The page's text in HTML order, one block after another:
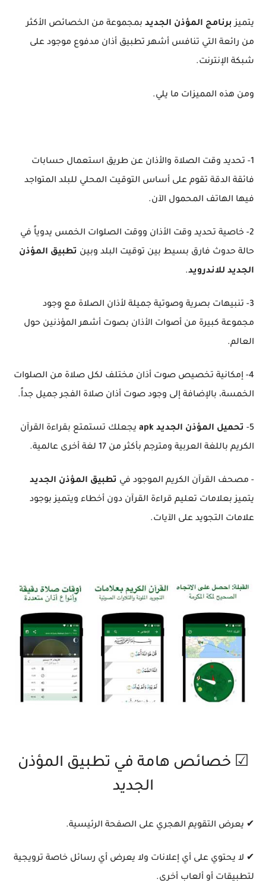
يتميز برنامج المؤذن الجديد بمجموعة من الخصائص الأكثر
من رائعة التي تنافس أشهر تطبيق أذان مدفوع موجود على
شبكة الإنترنت.
ومن هذه المميزات ما يلي.
1- تحديد وقت الصلاة والأذان عن طريق استعمال حسابات
فائقة الدقة تقوم على أساس التوقيت المحلي للبلد المتواجد
فيها الهاتف المحمول الآن.
2- خاصية تحديد وقت الأذان ووقت الصلوات الخمس يدوياً في
حالة حدوث فارق بسيط بين توقيت البلد وبين تطبيق المؤذن
الجديد للاندرويد.
3- تنبيهات بصرية وصوتية جميلة لأذان الصلاة مع وجود
مجموعة كبيرة من أصوات الأذان بصوت أشهر المؤذنين حول
العالم.
4- إمكانية تخصيص صوت أذان مختلف لكل صلاة من الصلوات
الخمسة، بالإضافة إلى وجود صوت أذان صلاة الفجر جميل جداً.
5- تحميل المؤذن الجديد apk
يجعلك تستمتع بقراءة القرآن
الكريم باللغة العربية ومترجم بأكثر من 17 لغة أخرى عالمية.
- مصحف القرآن الكريم الموجود في تطبيق المؤذن الجديد
يتميز بعلامات تعليم قراءة القرآن دون أخطاء ويتميز بوجود
علامات التجويد على الآيات.
☑ خصائص هامة في تطبيق المؤذن
الجديد
✔ يعرض التقويم الهجري على الصفحة الرئيسية.
✔ لا يحتوي على أي إعلانات ولا يعرض أي رسائل خاصة ترويجية
لتطبيقات أو ألعاب أخرى.